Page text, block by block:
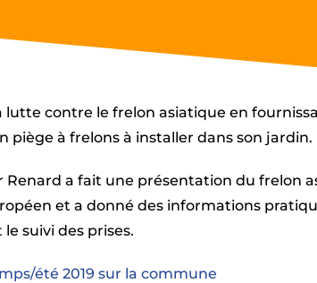
lutte contre le frelon asiatique en
piège à frelons à installer dans son jardin.
Renard a fait une présentation du frelon
et a donné des informations
suivi des prises.
été 2019 sur la commune